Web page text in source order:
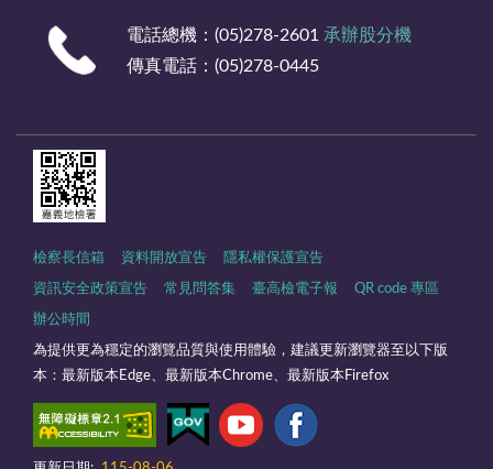
電話總機：(05)278-2601 承辦股分機
傳真電話：(05)278-0445
檢察長信箱 資料開放宣告 隱私權保護宣告
資訊安全政策宣告 常見問答集 臺高檢電子報 QR code 專區
辦公時間
為提供更為穩定的瀏覽品質與使用體驗，建議更新瀏覽器至以下版
本：最新版本Edge、最新版本Chrome、最新版本Firefox